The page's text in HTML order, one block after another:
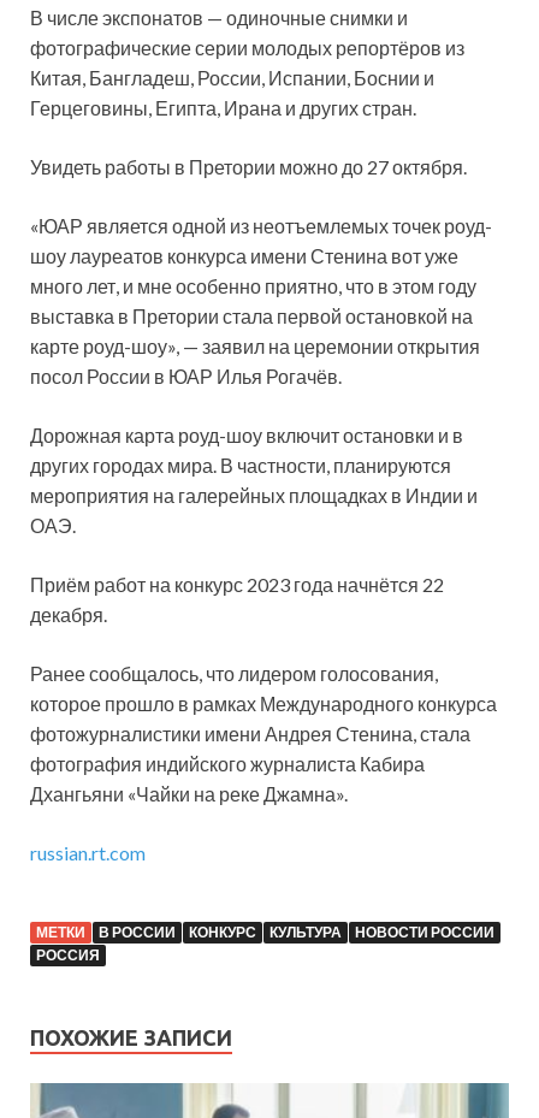
В числе экспонатов — одиночные снимки и
фотографические серии молодых репортёров из
Китая, Бангладеш, России, Испании, Боснии и
Герцеговины, Египта, Ирана и других стран.
Увидеть работы в Претории можно до 27 октября.
«ЮАР является одной из неотъемлемых точек роуд-
шоу лауреатов конкурса имени Стенина вот уже
много лет, и мне особенно приятно, что в этом году
выставка в Претории стала первой остановкой на
карте роуд-шоу», — заявил на церемонии открытия
посол России в ЮАР Илья Рогачёв.
Дорожная карта роуд-шоу включит остановки и в
других городах мира. В частности, планируются
мероприятия на галерейных площадках в Индии и
ОАЭ.
Приём работ на конкурс 2023 года начнётся 22
декабря.
Ранее сообщалось, что лидером голосования,
которое прошло в рамках Международного конкурса
фотожурналистики имени Андрея Стенина, стала
фотография индийского журналиста Кабира
Дхангьяни «Чайки на реке Джамна».
russian.rt.com
МЕТКИ В РОССИИ КОНКУРС КУЛЬТУРА
НОВОСТИ РОССИИ
РОССИЯ
ПОХОЖИЕ ЗАПИСИ